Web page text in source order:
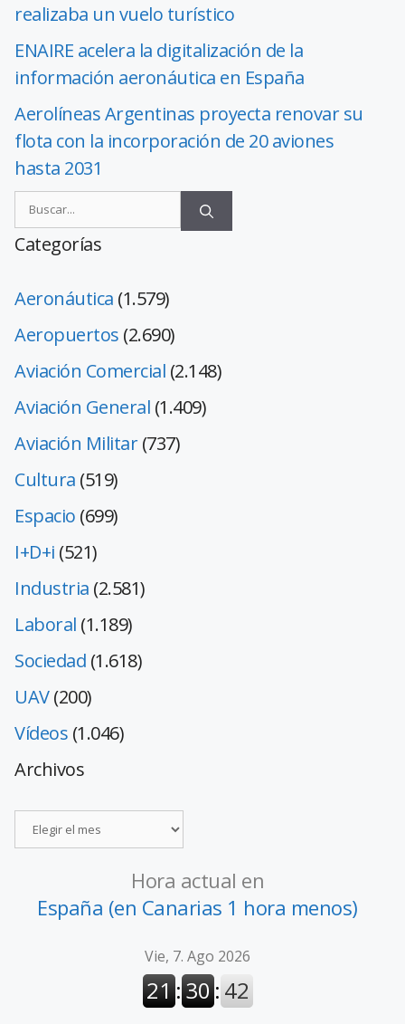
realizaba un vuelo turístico
ENAIRE acelera la digitalización de la
información aeronáutica en España
Aerolíneas Argentinas proyecta renovar su
flota con la incorporación de 20 aviones
hasta 2031
Categorías
Aeronáutica (1.579)
Aeropuertos (2.690)
Aviación Comercial (2.148)
Aviación General (1.409)
Aviación Militar(737)
Cultura (519)
Espacio (699)
I+D+i (521)
Industria (2.581)
Laboral (1.189)
Sociedad (1.618)
UAV(200)
Vídeos (1.046)
Archivos
Hora actual en
España (en Canarias 1 hora menos)